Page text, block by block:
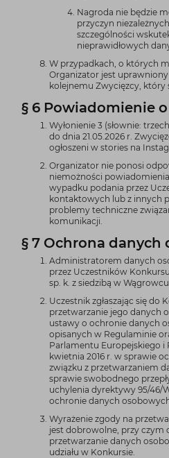
Nagroda nie będzie
przyczyn
szczególności
nieprawidłowych
W przypadkach, o których
Organizator jest
kolejnemu Zwycięzcy, który
§ 6 Powiadomienie
Wyłonienie 3 (słownie:
do dnia 21.05.2026 r.
ogłoszeni w stories na
Organizator nie ponosi
niemożności
wypadku podania przez
kontaktowych lub z innych
problemy techniczne
komunikacji.
§ 7 Ochrona danych
Administratorem danych
przez Uczestników
sp. k. z siedzibą w
Uczestnik zgłaszając się do
przetwarzanie jego danych
ustawy o ochronie danych
opisanych w Regulaminie
Parlamentu Europejskiego i
kwietnia 2016 r. w sprawie
związku z przetwarzaniem
sprawie swobodnego
uchylenia dyrektywy 95/46/
ochronie danych
Wyrażenie zgody na
jest dobrowolne, przy czym
przetwarzanie danych
udziału w Konkursie.